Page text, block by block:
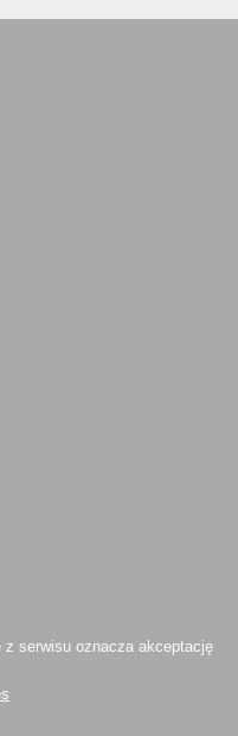
z serwisu oznacza akceptację